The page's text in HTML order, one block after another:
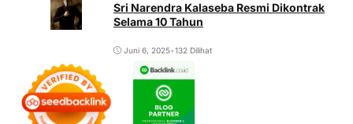
Sri Narendra Kalaseba Resmi Dikontrak
Selama 10 Tahun
Juni 6, 2025•132 Dilihat